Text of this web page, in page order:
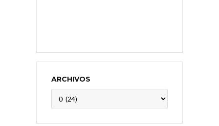
ARCHIVOS